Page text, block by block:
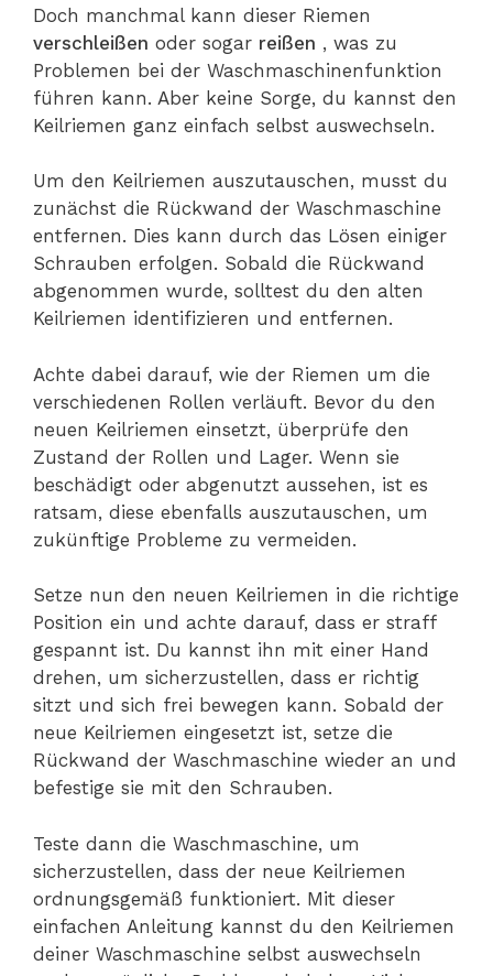
Doch manchmal kann dieser Riemen
verschleißen oder sogar reißen , was zu
Problemen bei der Waschmaschinenfunktion
führen kann. Aber keine Sorge, du kannst den
Keilriemen ganz einfach selbst auswechseln.
Um den Keilriemen auszutauschen, musst du
zunächst die Rückwand der Waschmaschine
entfernen. Dies kann durch das Lösen einiger
Schrauben erfolgen. Sobald die Rückwand
abgenommen wurde, solltest du den alten
Keilriemen identifizieren und entfernen.
Achte dabei darauf, wie der Riemen um die
verschiedenen Rollen verläuft. Bevor du den
neuen Keilriemen einsetzt, überprüfe den
Zustand der Rollen und Lager. Wenn sie
beschädigt oder abgenutzt aussehen, ist es
ratsam, diese ebenfalls auszutauschen, um
zukünftige Probleme zu vermeiden.
Setze nun den neuen Keilriemen in die richtige
Position ein und achte darauf, dass er straff
gespannt ist. Du kannst ihn mit einer Hand
drehen, um sicherzustellen, dass er richtig
sitzt und sich frei bewegen kann. Sobald der
neue Keilriemen eingesetzt ist, setze die
Rückwand der Waschmaschine wieder an und
befestige sie mit den Schrauben.
Teste dann die Waschmaschine, um
sicherzustellen, dass der neue Keilriemen
ordnungsgemäß funktioniert. Mit dieser
einfachen Anleitung kannst du den Keilriemen
deiner Waschmaschine selbst auswechseln